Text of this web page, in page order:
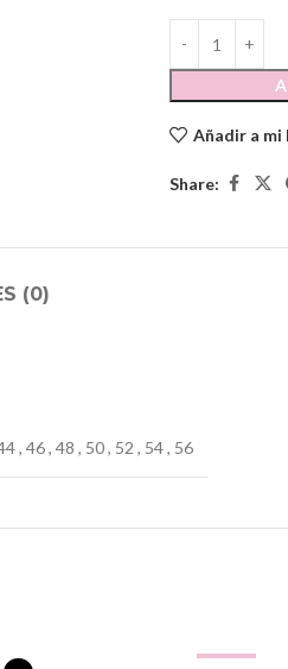
Añadir a mi
Share:
(0)
, 46, 48 , 50, 52 , 54, 56